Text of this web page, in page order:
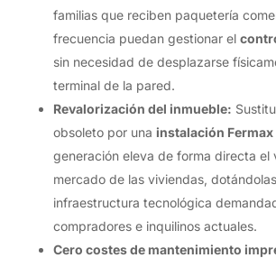
familias que reciben paquetería
frecuencia puedan gestionar el
sin necesidad de desplazarse
terminal de la pared.
Revalorización del inmueble:
obsoleto por una instalación Fermax
generación eleva de forma directa el
mercado de las viviendas,
infraestructura tecnológica
compradores e inquilinos actuales.
Cero costes de mantenimiento